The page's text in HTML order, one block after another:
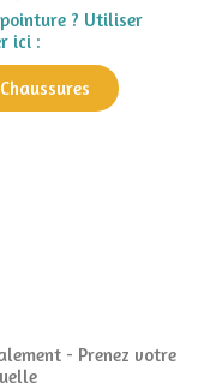
? Utiliser
ici :
- Prenez votre